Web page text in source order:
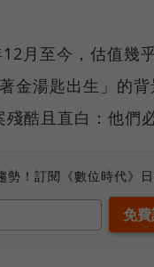
月至今，估值幾
金湯匙出生」的
酷且直白：他們
！訂閱《數位時代》